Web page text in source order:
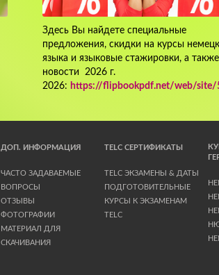
Здесь Вы найдете специальные
предложения, скидки на курсы
языка и языковые стажировки, а также
новости 2026 г.
2026: https://flipbookpdf.net/web/site/
ДОП. ИНФОРМАЦИЯ
ЧАСТО ЗАДАВАЕМЫЕ
ВОПРОСЫ
ОТЗЫВЫ
ФОТОГРАФИИ
МАТЕРИАЛ ДЛЯ
СКАЧИВАНИЯ
TELC СЕРТИФИКАТЫ
TELC ЭКЗАМЕНЫ & ДАТЫ
ПОДГОТОВИТЕЛЬНЫЕ
КУРСЫ К ЭКЗАМЕНАМ
TELC